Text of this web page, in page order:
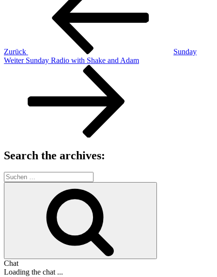
Zurück
Sunday
Nächster
Weiter Sunday Radio with Shake and Adam
Search the archives:
Suche
nach:
Chat
Loading the chat ...